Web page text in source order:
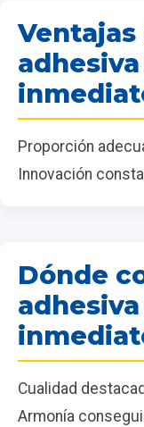
Proporción
Innovación
Dónde
Cualidad
Armonía